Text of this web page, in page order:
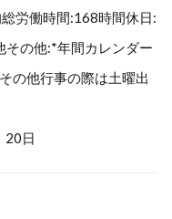
労働時間:168時間休日:
その他:*年間カレンダー
の他行事の際は土曜出
20日